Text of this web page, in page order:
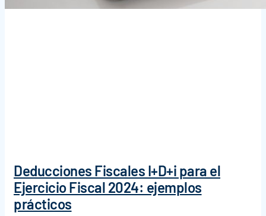
Deducciones Fiscales I+D+i para el
Ejercicio Fiscal 2024: ejemplos
prácticos